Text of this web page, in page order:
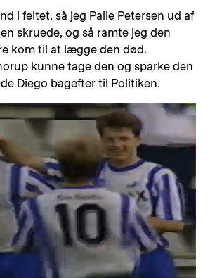
i feltet, så jeg Palle Petersen ud af
skruede, og så ramte jeg den
kom til at lægge den død.
kunne tage den og sparke den
Diego bagefter til Politiken.